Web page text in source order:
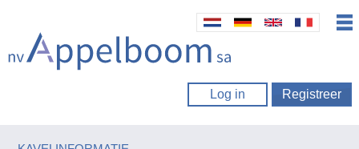
Log in Registreer